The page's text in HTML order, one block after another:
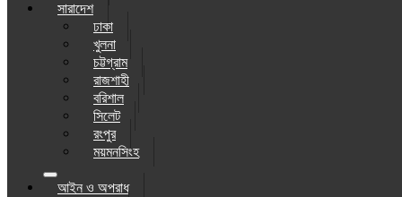
সারাদেশ
ঢাকা
খুলনা
চট্টগ্রাম
রাজশাহী
বরিশাল
সিলেট
রংপুর
ময়মনসিংহ
আইন ও অপরাধ